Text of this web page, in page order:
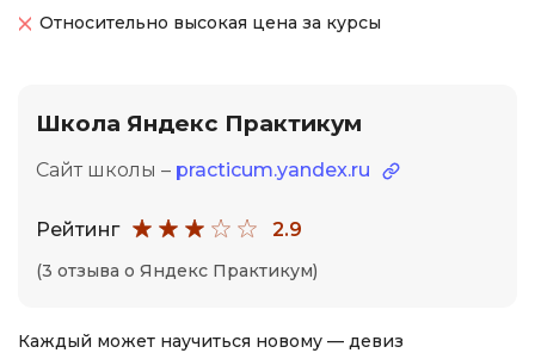
Относительно высокая цена за курсы
Школа Яндекс Практикум
Сайт школы – practicum.yandex.ru
Рейтинг 2.9
(3 отзыва о Яндекс Практикум)
Каждый может научиться новому — девиз